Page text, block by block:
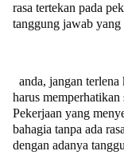
rasa tertekan pada
tanggung jawab yang
anda, jangan terlena
harus
Pekerjaan yang
bahagia tanpa ada
dengan adanya